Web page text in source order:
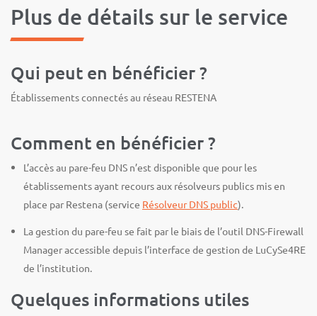
Plus de détails sur le service
Qui peut en bénéficier ?
Établissements connectés au réseau RESTENA
Comment en bénéficier ?
L’accès au pare-feu DNS n’est disponible que pour les
établissements ayant recours aux résolveurs publics mis en
place par Restena (service Résolveur DNS public).
La gestion du pare-feu se fait par le biais de l’outil DNS-Firewall
Manager accessible depuis l’interface de gestion de LuCySe4RE
de l’institution.
Quelques informations utiles